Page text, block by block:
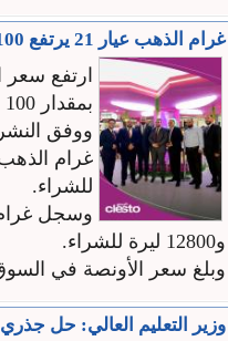
غرام الذهب عيار 21 يرتفع 100 ليرة جديدة في السوق السورية‎
بمقدار 100 ليرة سورية جديدة، ‏مقارنةً بسعره الذي سجله أمس الإثنين.
ووفق
‏للشراء.
و12800 ‏ليرة للشراء.
وبلغ سعر الأونصة في السوق العالمية
وزير التعليم العالي: حل